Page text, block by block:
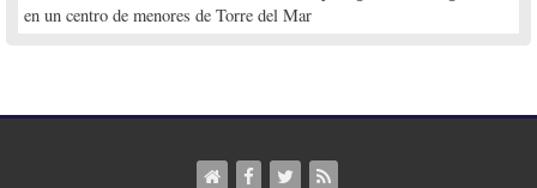
en un centro de menores de Torre del Mar